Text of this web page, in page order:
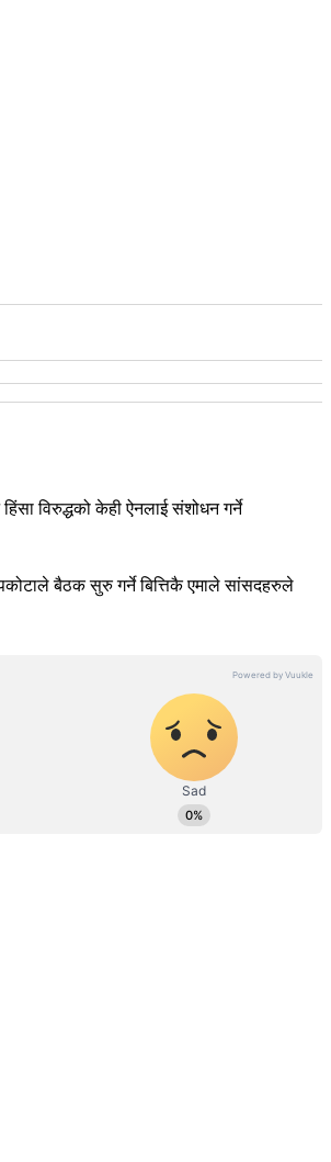
हिंसा विरुद्धको केही ऐनलाई संशोधन गर्ने
बैठक सुरु गर्ने बित्तिकै एमाले सांसदहरुले